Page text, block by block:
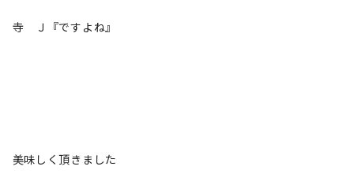
寺 Ｊ『ですよね』
美味しく頂きました